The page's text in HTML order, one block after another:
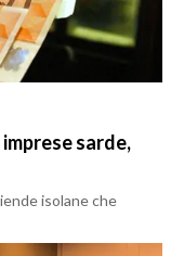
sarde,
isolane che